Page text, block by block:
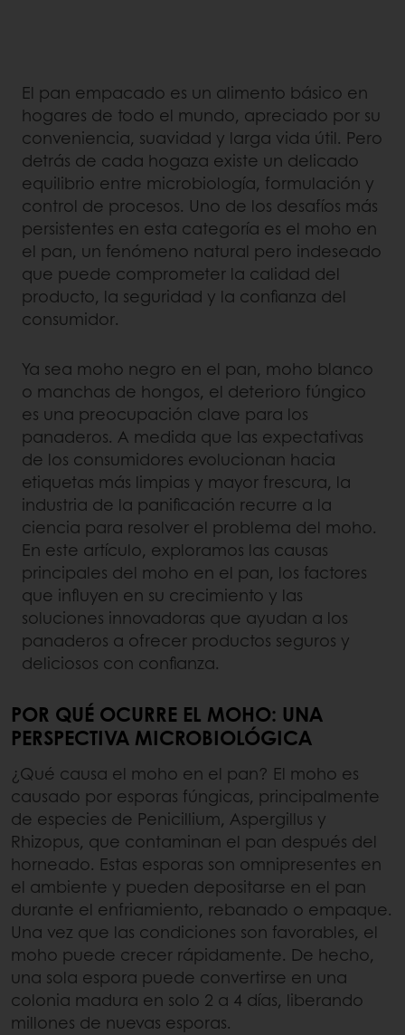
El pan empacado es un alimento básico en
hogares de todo el mundo, apreciado por su
conveniencia, suavidad y larga vida útil. Pero
detrás de cada hogaza existe un delicado
equilibrio entre microbiología, formulación y
control de procesos. Uno de los desafíos más
persistentes en esta categoría es el moho en
el pan, un fenómeno natural pero indeseado
que puede comprometer la calidad del
producto, la seguridad y la confianza del
consumidor.
Ya sea moho negro en el pan, moho blanco
o manchas de hongos, el deterioro fúngico
es una preocupación clave para los
panaderos. A medida que las expectativas
de los consumidores evolucionan hacia
etiquetas más limpias y mayor frescura, la
industria de la panificación recurre a la
ciencia para resolver el problema del moho.
En este artículo, exploramos las causas
principales del moho en el pan, los factores
que influyen en su crecimiento y las
soluciones innovadoras que ayudan a los
panaderos a ofrecer productos seguros y
deliciosos con confianza.
POR QUÉ OCURRE EL MOHO: UNA
PERSPECTIVA MICROBIOLÓGICA
¿Qué causa el moho en el pan? El moho es
causado por esporas fúngicas, principalmente
de especies de Penicillium, Aspergillus y
Rhizopus, que contaminan el pan después del
horneado. Estas esporas son omnipresentes en
el ambiente y pueden depositarse en el pan
durante el enfriamiento, rebanado o empaque.
Una vez que las condiciones son favorables, el
moho puede crecer rápidamente. De hecho,
una sola espora puede convertirse en una
colonia madura en solo 2 a 4 días, liberando
millones de nuevas esporas.